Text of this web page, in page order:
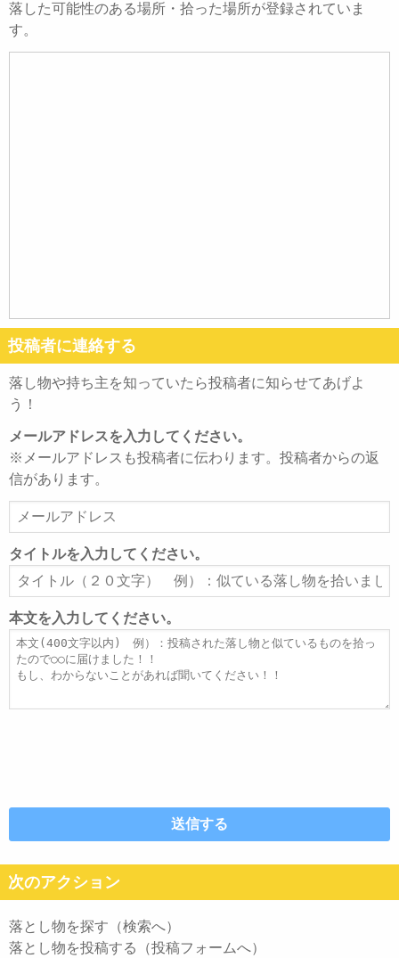
落した可能性のある場所・拾った場所が登録されていま
す。
投稿者に連絡する
落し物や持ち主を知っていたら投稿者に知らせてあげよ
う！
メールアドレスを入力してください。
※メールアドレスも投稿者に伝わります。投稿者からの返
信があります。
ー
ル
ア
ド
レ
ス
タイトルを入力してください。
タ
イ
ト
ル
本文を入力してください。
本
文
次のアクション
落とし物を探す（検索へ）
落とし物を投稿する（投稿フォームへ）